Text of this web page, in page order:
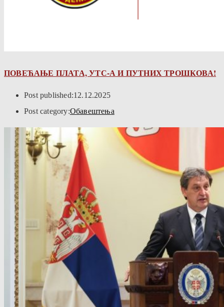
ПОВЕЋАЊЕ ПЛАТА, УТС-А И ПУТНИХ ТРОШКОВА!
Post published:12.12.2025
Post category:Обавештења